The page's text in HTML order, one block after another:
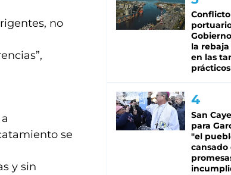
no
se
y sin
Conflicto
la rebaja
en las
prácticos
San
para
"el
cansado